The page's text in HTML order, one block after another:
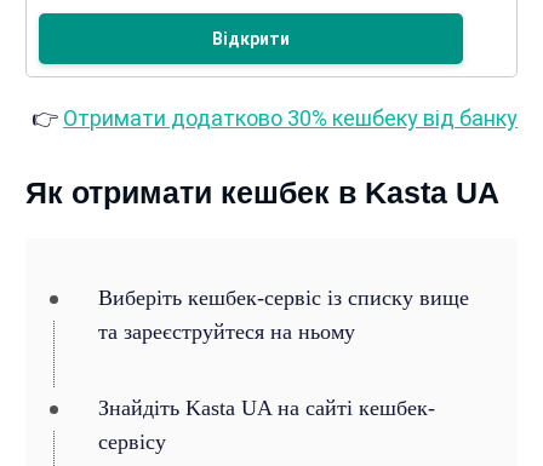
Відкрити
👉 Отримати додатково 30% кешбеку від банку
Як отримати кешбек в Kasta UA
Виберіть кешбек-сервіс із списку вище
та зареєструйтеся на ньому
Знайдіть Kasta UA на сайті кешбек-
сервісу